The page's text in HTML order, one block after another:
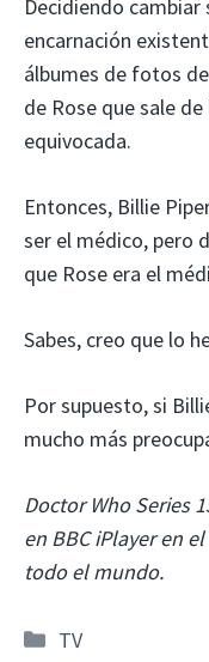
Decidiendo cambiar
encarnación
álbumes de fotos
de Rose que sale
equivocada.
Entonces, Billie
ser el médico, pero
que Rose era el
Sabes, creo que lo
Por supuesto, si
mucho más
Doctor Who Series
en BBC iPlayer en
todo el mundo.
Categorías
TV